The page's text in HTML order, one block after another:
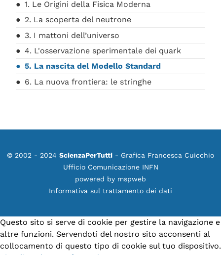
1. Le Origini della Fisica Moderna
2. La scoperta del neutrone
3. I mattoni dell’universo
4. L'osservazione sperimentale dei quark
5. La nascita del Modello Standard
6. La nuova frontiera: le stringhe
© 2002 - 2024 ScienzaPerTutti - Grafica Francesca Cuicchio
Ufficio Comunicazione INFN
powered by mspweb
Informativa sul trattamento dei dati
Questo sito si serve di cookie per gestire la navigazione e
altre funzioni. Servendoti del nostro sito acconsenti al
collocamento di questo tipo di cookie sul tuo dispositivo.